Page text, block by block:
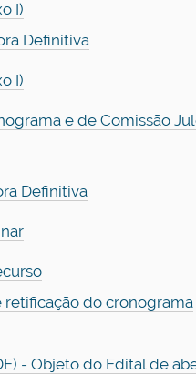
I)
Definitiva
I)
e de Comissão
Definitiva
retificação do cronograma
- Objeto do Edital de